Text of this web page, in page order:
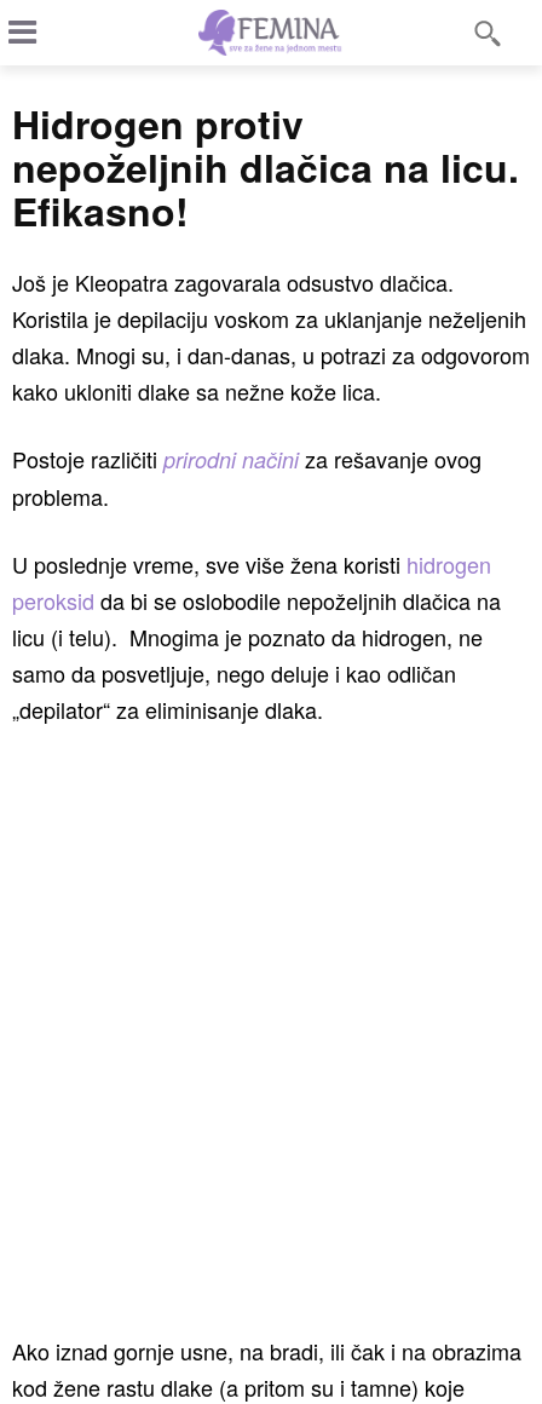
Hidrogen protiv
nepoželjnih dlačica na licu.
Efikasno!
Još je Kleopatra zagovarala odsustvo dlačica.
Koristila je depilaciju voskom za uklanjanje neželjenih
dlaka. Mnogi su, i dan-danas, u potrazi za odgovorom
kako ukloniti dlake sa nežne kože lica.
Postoje različiti prirodni načiniza rešavanje ovog
problema.
U poslednje vreme, sve više žena koristi hidrogen
peroksid da bi se oslobodile nepoželjnih dlačica na
licu (i telu). Mnogima je poznato da hidrogen, ne
samo da posvetljuje, nego deluje i kao odličan
„depilator“ za eliminisanje dlaka.
Ako iznad gornje usne, na bradi, ili čak i na obrazima
kod žene rastu dlake (a pritom su i tamne) koje